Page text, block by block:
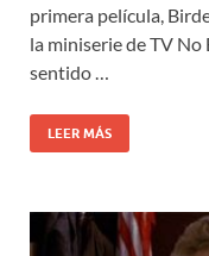
primera película,
la miniserie de TV No
sentido …
LEER MÁS